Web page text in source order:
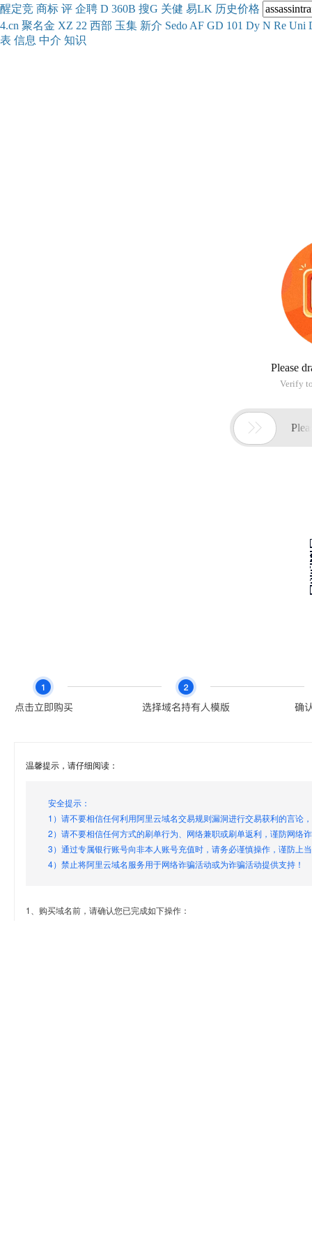
醒定竞 商标 评 企聘 D 360B 搜G 关健 易LK 历史价格
4.cn 聚名金 XZ 22 西部 玉集 新介 Sedo AF GD 101 Dy N Re Uni
表 信息 中介 知识